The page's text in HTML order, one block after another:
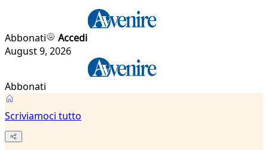
Abbonati
Accedi
August 9, 2026
Abbonati
Scriviamoci tutto